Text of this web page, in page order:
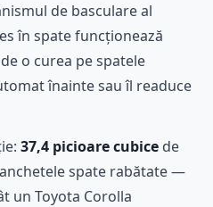
de basculare al
în spate funcționează
o curea pe spatele
înainte sau îl readuce
37,4 picioare cubice de
spate rabătate —
un Toyota Corolla